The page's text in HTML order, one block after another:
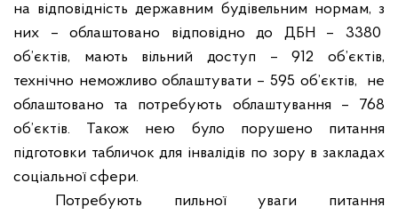
на відповідність державним будівельним нормам, з
них – облаштовано відповідно до ДБН – 3380
об’єктів, мають вільний доступ – 912 об’єктів,
технічно неможливо облаштувати – 595 об’єктів,
не
облаштовано та потребують облаштування – 768
об’єктів. Також нею було порушено питання
підготовки табличок для інвалідів по зору в закладах
соціальної сфери.
Потребують пильної уваги питання